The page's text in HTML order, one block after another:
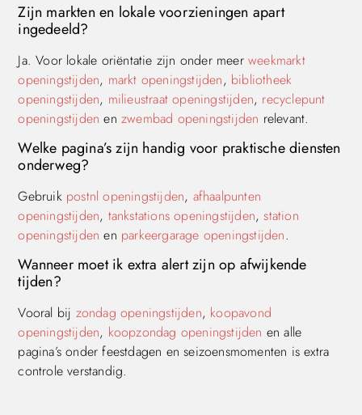
Zijn markten en lokale voorzieningen apart
ingedeeld?
Ja. Voor lokale oriëntatie zijn onder meer weekmarkt
openingstijden, markt openingstijden, bibliotheek
openingstijden, milieustraat openingstijden, recyclepunt
openingstijden enzwembad openingstijden relevant.
Welke pagina’s zijn handig voor praktische diensten
onderweg?
Gebruik postnl openingstijden, afhaalpunten
openingstijden, tankstations openingstijden,station
openingstijden en parkeergarage openingstijden.
Wanneer moet ik extra alert zijn op afwijkende
tijden?
Vooral bij zondag openingstijden, koopavond
openingstijden, koopzondag openingstijden en alle
pagina’s onder feestdagen en seizoensmomenten is extra
controle verstandig.